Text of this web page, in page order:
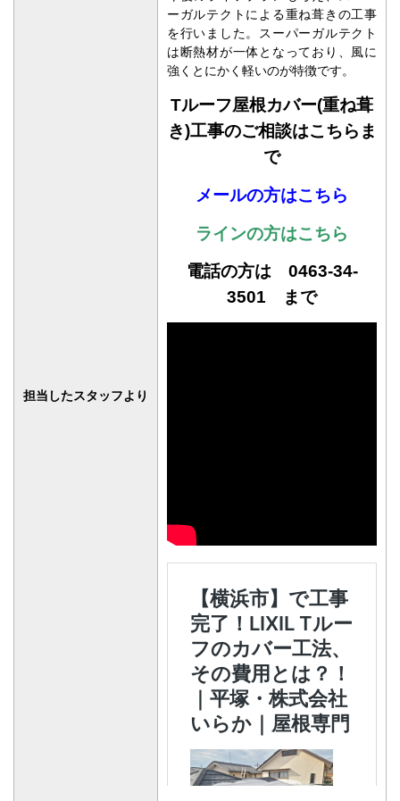
担当したスタッフより
ーガルテクトによる重ね葺きの工事
を行いました。スーパーガルテクト
は断熱材が一体となっており、風に
強くとにかく軽いのが特徴です。
Tルーフ屋根カバー(重ね葺
き)工事のご相談はこちらま
で
メールの方はこちら
ラインの方はこちら
電話の方は 0463-34-
3501 まで